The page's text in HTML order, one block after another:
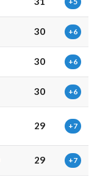
30 +6
30 +6
30 +6
29 +7
29 +7